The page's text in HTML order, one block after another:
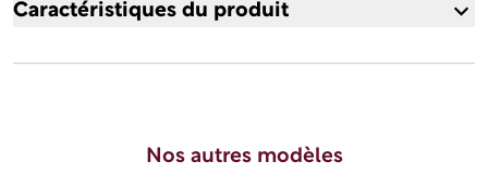
Caractéristiques du produit
Forme ARRONDIE
8
Nos autres modèles